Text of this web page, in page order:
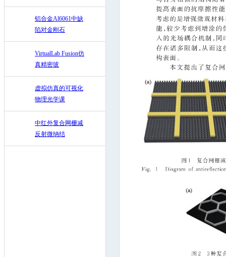
铝合金Al6061中缺
陷对金刚石
VirtualLab Fusion仿
真精密玻
虚拟仿真的可视化
物理光学课
中红外复合网栅减
反射微纳结